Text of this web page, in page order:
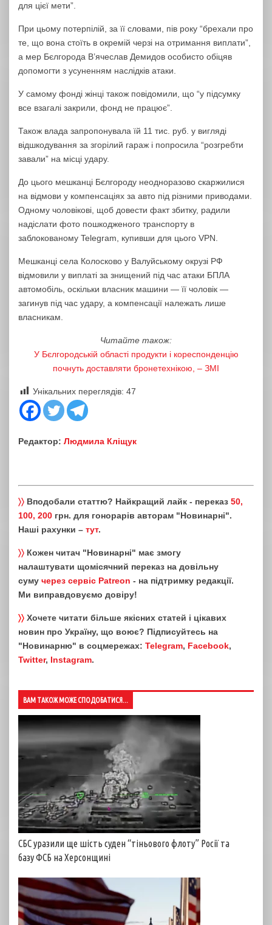
для цієї мети”.
При цьому потерпілій, за її словами, пів року “брехали про
те, що вона стоїть в окремій черзі на отримання виплати”,
а мер Бєлгорода В’ячеслав Демидов особисто обіцяв
допомогти з усуненням наслідків атаки.
У самому фонді жінці також повідомили, що “у підсумку
все взагалі закрили, фонд не працює”.
Також влада запропонувала їй 11 тис. руб. у вигляді
відшкодування за згорілий гараж і попросила “розгребти
завали” на місці удару.
До цього мешканці Бєлгороду неодноразово скаржилися
на відмови у компенсаціях за авто під різними приводами.
Одному чоловікові, щоб довести факт збитку, радили
надіслати фото пошкодженого транспорту в
заблокованому Telegram, купивши для цього VPN.
Мешканці села Колосково у Валуйському окрузі РФ
відмовили у виплаті за знищений під час атаки БПЛА
автомобіль, оскільки власник машини — її чоловік —
загинув під час удару, а компенсації належать лише
власникам.
Читайте також:
У Бєлгородській області продукти і кореспонденцію
почнуть доставляти бронетехнікою, – ЗМІ
Унікальних переглядів: 47
Редактор: Людмила Кліщук
〉〉 Вподобали статтю? Найкращий лайк - переказ 50,
100, 200 грн. для гонорарів авторам "Новинарні".
Наші рахунки – тут.
〉〉 Кожен читач "Новинарні" має змогу
налаштувати щомісячний переказ на довільну
суму через сервіс Patreon - на підтримку редакції.
Ми виправдовуємо довіру!
〉〉 Хочете читати більше якісних статей і цікавих
новин про Україну, що воює? Підписуйтесь на
"Новинарню" в соцмережах: Telegram, Facebook,
Twitter, Instagram.
ВАМ ТАКОЖ МОЖЕ СПОДОБАТИСЯ...
СБС уразили ще шість суден “тіньового флоту” Росії та
базу ФСБ на Херсонщині